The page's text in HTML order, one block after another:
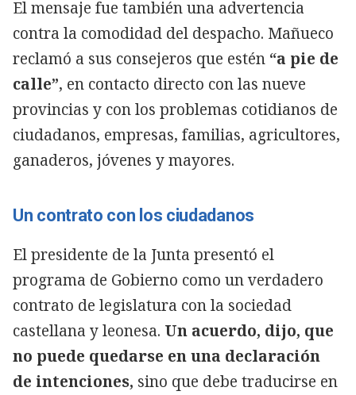
El mensaje fue también una advertencia
contra la comodidad del despacho. Mañueco
reclamó a sus consejeros que estén “a pie de
calle”, en contacto directo con las nueve
provincias y con los problemas cotidianos de
ciudadanos, empresas, familias, agricultores,
ganaderos, jóvenes y mayores.
Un contrato con los ciudadanos
El presidente de la Junta presentó el
programa de Gobierno como un verdadero
contrato de legislatura con la sociedad
castellana y leonesa. Un acuerdo, dijo, que
no puede quedarse en una declaración
de intenciones, sino que debe traducirse en